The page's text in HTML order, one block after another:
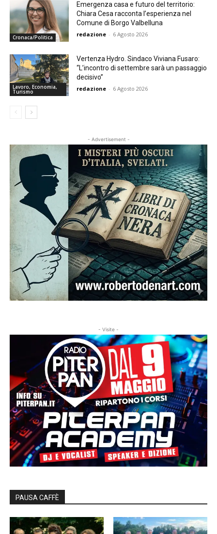
Cronaca/Politica
Emergenza casa e futuro del territorio:
Chiara Cesa racconta l’esperienza nel
Comune di Borgo Valbelluna
redazione - 6 Agosto 2026
Lavoro, Economia,
Turismo
Vertenza Hydro. Sindaco Viviana Fusaro:
“L’incontro di settembre sarà un passaggio
decisivo”
redazione - 6 Agosto 2026
- Advertisement -
- Visite -
PAUSA CAFFÈ